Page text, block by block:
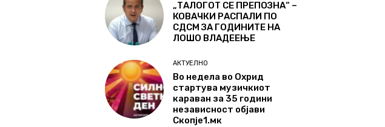
„ТАЛОГОТ СЕ ПРЕПОЗНА“ –
КОВАЧКИ РАСПАЛИ ПО
СДСМ ЗА ГОДИНИТЕ НА
ЛОШО ВЛАДЕЕЊЕ
АКТУЕЛНО
Во недела во Охрид
стартува музичкиот
караван за 35 години
независност објави
Скопје1.мк